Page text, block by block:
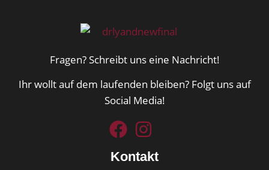
Fragen? Schreibt uns eine Nachricht!
Ihr wollt auf dem laufenden bleiben? Folgt uns auf
Social Media!
Kontakt